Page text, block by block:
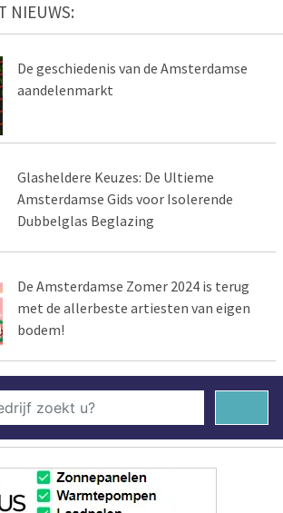
NIEUWS:
De geschiedenis van de Amsterdamse
aandelenmarkt
Glasheldere Keuzes: De Ultieme
Amsterdamse Gids voor Isolerende
Dubbelglas Beglazing
De Amsterdamse Zomer 2024 is terug
met de allerbeste artiesten van eigen
bodem!